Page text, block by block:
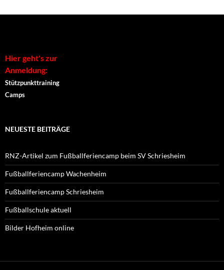
Hier geht's zur
Anmeldung:
Stützpunkttraining
Camps
NEUESTE BEITRÄGE
RNZ-Artikel zum Fußballferiencamp beim SV Schriesheim
Fußballferiencamp Wachenheim
Fußballferiencamp Schriesheim
Fußballschule aktuell
Bilder Hofheim online